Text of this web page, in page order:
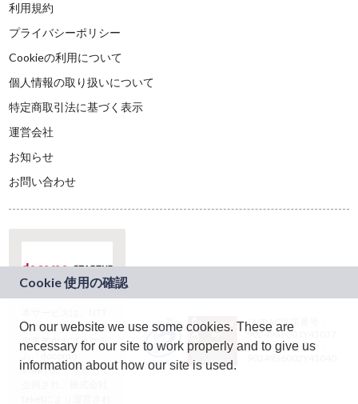
利用規約
プライバシーポリシー
Cookieの利用について
個人情報の取り扱いについて
特定商取引法に基づく表示
運営会社
お知らせ
お問い合わせ
ドコモグループの新
規事業創出プログラ
ム「docomo
STARTUP」を通じて
JASRAC許諾番号：
9024936001Y45037
JASRAC許諾番号：
On our website we use some cookies. These are
necessary for our site to work properly and to give us
information about how our site is used.